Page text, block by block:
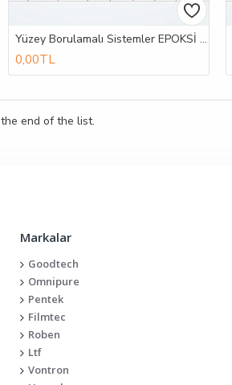
Yüzey Borulamalı Sistemler EPOKSİ BOYALI ST-37 TANKLI YÜZEY BORULAMALI AKTİF KARBON FİLTRE SİSTEMLERİ
0,00TL
end of the list.
Markalar
Goodtech
Omnipure
Pentek
Filmtec
Roben
Ltf
Vontron